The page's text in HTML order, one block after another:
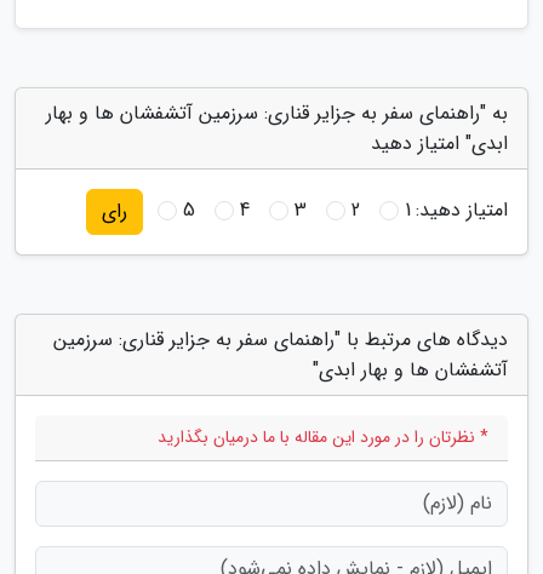
به "راهنمای سفر به جزایر قناری: سرزمین آتشفشان ها و بهار
ابدی" امتیاز دهید
امتیاز دهید:1
2
3
4
5 رای
دیدگاه های مرتبط با "راهنمای سفر به جزایر قناری: سرزمین
آتشفشان ها و بهار ابدی"
* نظرتان را در مورد این مقاله با ما درمیان بگذارید